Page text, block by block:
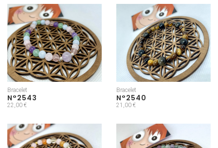
Bracelet
N°2543
22,00 €
Bracelet
N°2540
21,00 €